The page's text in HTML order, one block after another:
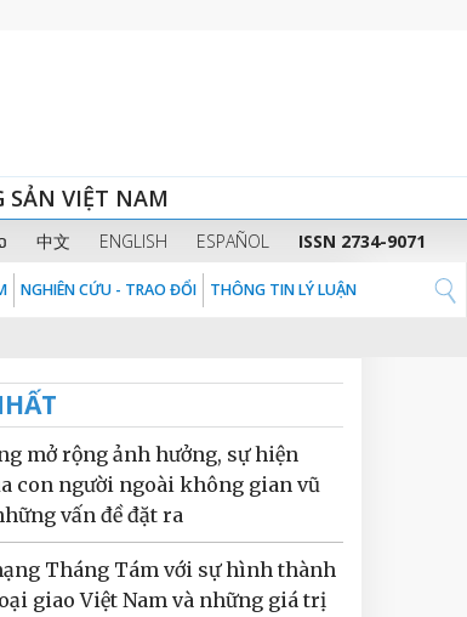
SẢN VIỆT NAM
中文 ENGLISH ESPAÑOL ISSN 2734-9071
NGHIÊN CỨU - TRAO ĐỔI THÔNG TIN LÝ LUẬN
mở rộng ảnh hưởng, sự hiện
con người ngoài không gian vũ
vấn đề đặt ra
Tháng Tám với sự hình thành
giao Việt Nam và những giá trị